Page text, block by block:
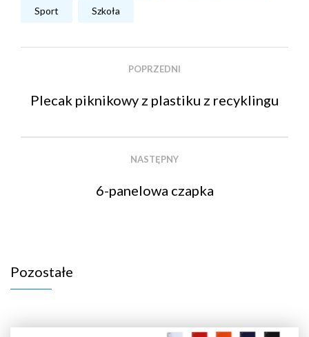
Sport Szkoła
POPRZEDNI
Plecak piknikowy z plastiku z recyklingu
NASTĘPNY
6-panelowa czapka
Pozostałe